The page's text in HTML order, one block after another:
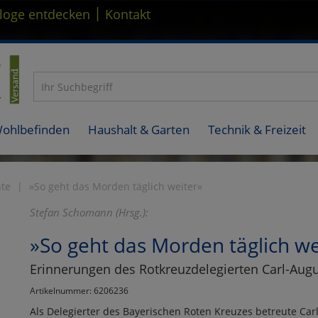
entdecken | Kontakt
Haushalt & Garten Technik & Freizeit
»So geht das Morden täglich weiter«
Stefan Schomann (Hrsg.):
»So geht das Morden täglich
Erinnerungen des Rotkreuzdelegierten Carl-
Artikelnummer: 6206236
Als Delegierter des Bayerischen Roten Kreuzes betreute